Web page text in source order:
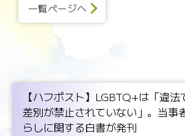
一覧ページへ
【ハフポスト】LGBTQ+は「違法
差別が禁止されていない」。当事
らしに関する白書が発刊